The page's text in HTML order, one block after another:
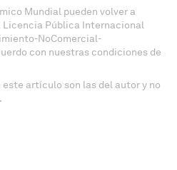
Mundial pueden volver a
Licencia Pública Internacional
NoComercial-
con nuestras condiciones de
este artículo son las del autor y no